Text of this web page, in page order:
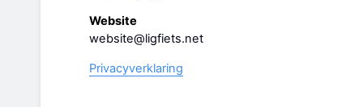
Website
website@ligfiets.net
Privacyverklaring